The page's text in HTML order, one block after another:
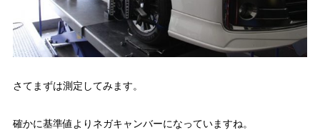
さてまずは測定してみます。
確かに基準値よりネガキャンバーになっていますね。